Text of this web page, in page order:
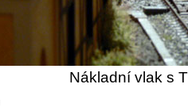
Nákladní vlak s